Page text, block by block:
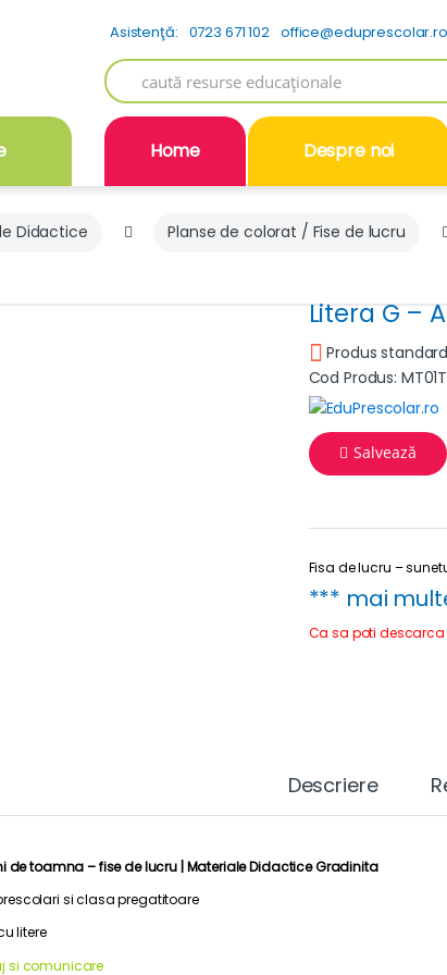
Asistenţă: 0723 671 102 office@eduprescolar.ro
Search
for:
Home Despre noi
Didactice Planse de colorat / Fise de lucru
Litera G –
Produs standard
Cod Produs:
Salvează
Fisa de lucru –
*** mai
Ca sa poti
Descriere
de toamna – fise de lucru | Materiale Didactice Gradinita
si clasa pregatitoare
litere
si comunicare